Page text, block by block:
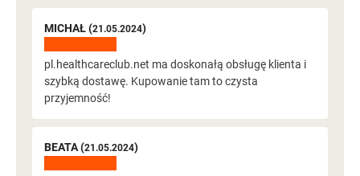
MICHAŁ (21.05.2024)
pl.healthcareclub.net ma doskonałą obsługę klienta i
szybką dostawę. Kupowanie tam to czysta
przyjemność!
BEATA (21.05.2024)